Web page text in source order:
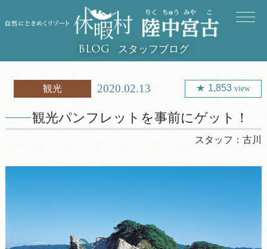
BLOG スタッフブログ
観光 2020.02.13 1,853view
観光パンフレットを事前にゲット！
スタッフ：古川